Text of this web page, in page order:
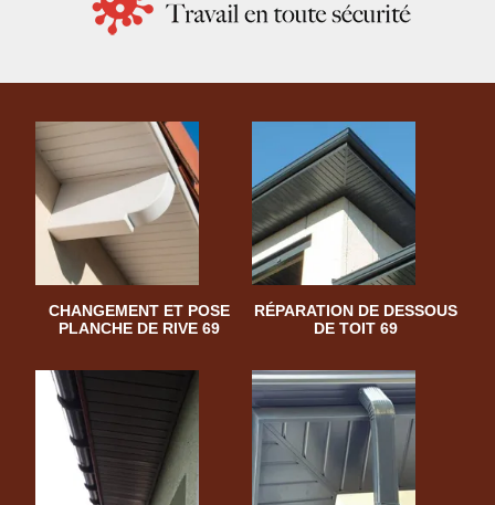
CHANGEMENT ET POSE
PLANCHE DE RIVE 69
RÉPARATION DE DESSOUS
DE TOIT 69